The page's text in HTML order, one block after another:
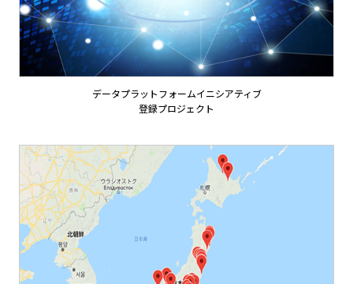
データプラットフォームイニシアティブ
登録プロジェクト